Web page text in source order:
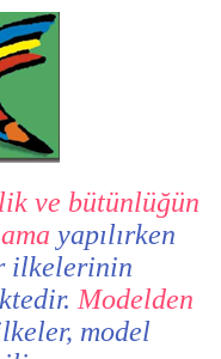
ve bütünlüğün
yapılırken
ilkelerinin
Modelden
model